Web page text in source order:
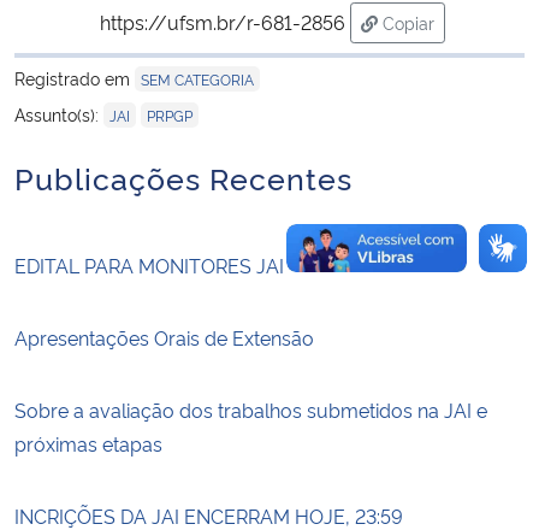
Secretaria-Geral
Secretaria de Governo
Banco Central do Brasil
Planalto
https://ufsm.br/r-681-2856
Copiar
para área de
Registrado em SEM CATEGORIA
Assunto(s): JAI PRPGP
Publicações Recentes
EDITAL PARA MONITORES JAI
Apresentações Orais de Extensão
Sobre a avaliação dos trabalhos submetidos na JAI e
próximas etapas
INCRIÇÕES DA JAI ENCERRAM HOJE, 23:59